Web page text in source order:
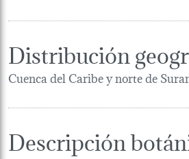
Distribución
Cuenca del Caribe y norte de
Descripción